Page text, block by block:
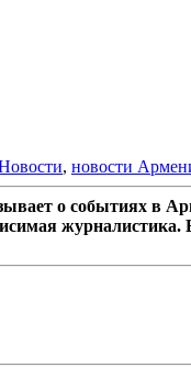
, новости
о событиях в